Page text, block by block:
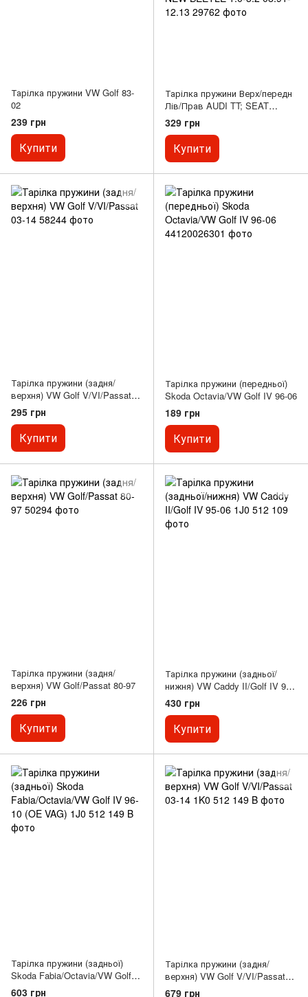
Тарілка пружини VW Golf 83-
02
239 грн
Купити
Тарілка пружини Верх/передн
Лів/Прав AUDI TT; SEAT
AROSA, LEON, TOLEDO II;
SKODA OCTAVIA I, OCTAVIA II,
OCTAVIA I/KOMBI; VW BORA,
BORA I, CORRADO, GOLF IV,
329 грн
Купити
Тарілка пружини (задня/
верхня) VW Golf V/VI/Passat
03-14
295 грн
Купити
Тарілка пружини (передньої)
Skoda Octavia/VW Golf IV 96-06
189 грн
Купити
Тарілка пружини (задня/
верхня) VW Golf/Passat 80-97
226 грн
Купити
Тарілка пружини (задньої/
нижня) VW Caddy II/Golf IV 95-
06
430 грн
Купити
Тарілка пружини (задньої)
Skoda Fabia/Octavia/VW Golf
IV 96-10 (OE VAG)
603 грн
Тарілка пружини (задня/
верхня) VW Golf V/VI/Passat
03-14
679 грн